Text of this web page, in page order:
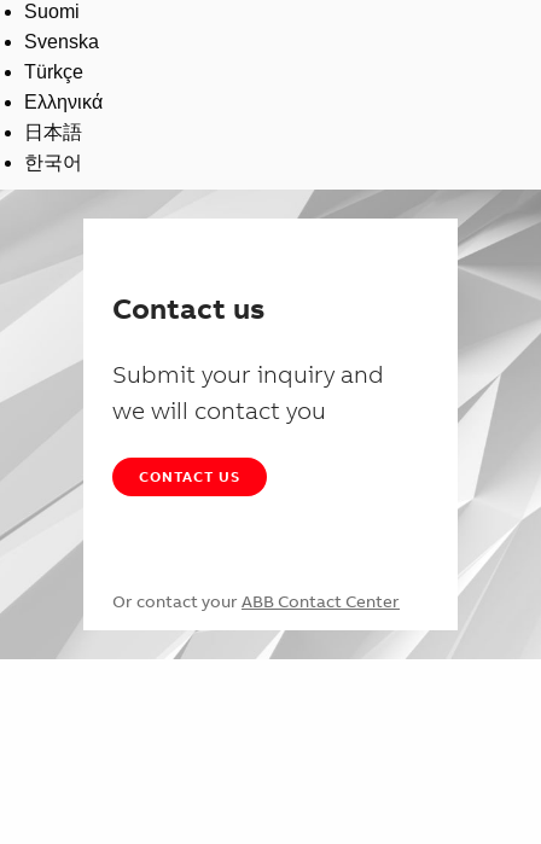
Suomi
Svenska
Türkçe
Ελληνικά
日本語
한국어
Contact us
Submit your inquiry and
we will contact you
CONTACT US
Or contact your ABB Contact Center